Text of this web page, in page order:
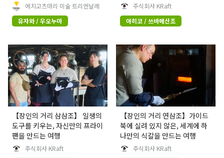
게 개최되어 온 예술 축제를 소
개합니다.
에치고츠마리 미술 트리엔날레
유자와 / 우오누마
신
주식회사 KRaft
야히코 / 쓰바메산조
【장인의 거리 삼삼조】 일생의
도구를 키우는, 자신만의 프라이
팬을 만드는 여행
주식회사 KRaft
【장인의 거리 연삼조】가이드
북에 실려 있지 않은, 세계에 하
나만의 식칼을 만드는 여행
주식회사 KRaft